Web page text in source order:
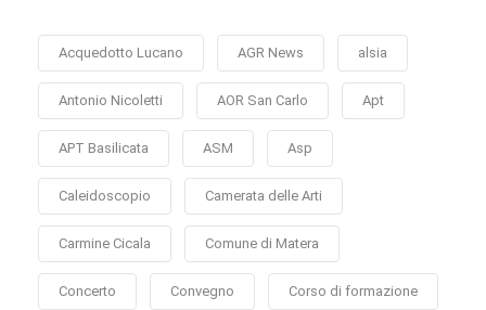
Acquedotto Lucano AGR News alsia
Antonio Nicoletti AOR San Carlo Apt
APT Basilicata ASM Asp
Caleidoscopio Camerata delle Arti
Carmine Cicala Comune di Matera
Concerto Convegno Corso di formazione